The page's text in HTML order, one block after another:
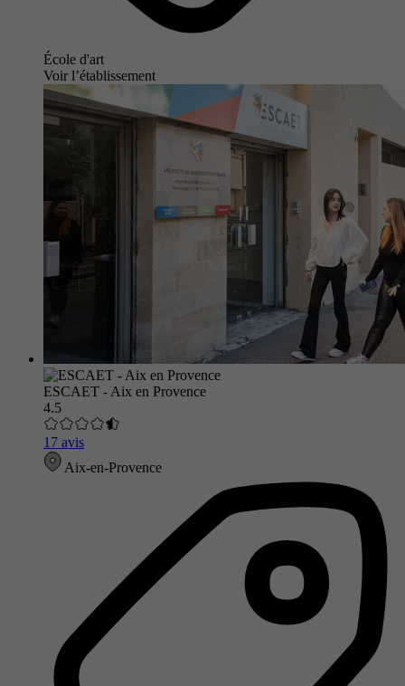
École d'art
Voir l’établissement
ESCAET - Aix en Provence
4.5
17 avis
Aix-en-Provence